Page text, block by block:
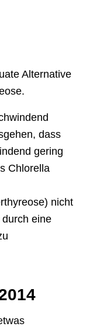
Alternative
dass
gering
Chlorella
nicht
eine